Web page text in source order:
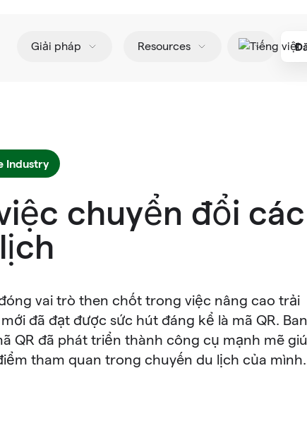
Giải pháp Resources
Tiếng việt
Industry
chuyển đổi
vai trò then chốt trong việc nâng cao trải
đã đạt được sức hút đáng kể là mã QR. Ban
QR đã phát triển thành công cụ mạnh mẽ
tham quan trong chuyến du lịch của mình.